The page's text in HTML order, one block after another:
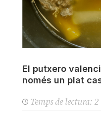
El putxero
només un plat
Temps de lectura: 2